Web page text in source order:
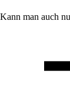
Kann man auch